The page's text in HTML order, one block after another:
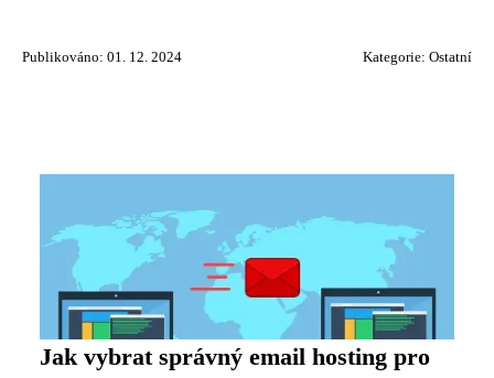
Publikováno: 01. 12. 2024 Kategorie: Ostatní
Jak vybrat správný email hosting pro